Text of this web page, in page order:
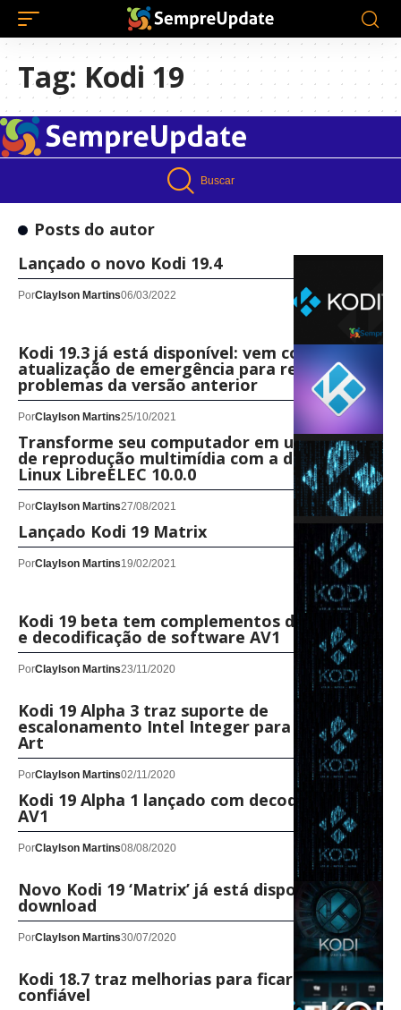
Tag: Kodi 19
Buscar
Posts do autor
Lançado o novo Kodi 19.4
PorClaylson Martins06/03/2022
Kodi 19.3 já está disponível: vem como uma
atualização de emergência para resolver
problemas da versão anterior
PorClaylson Martins25/10/2021
Transforme seu computador em um centro
de reprodução multimídia com a distribuição
Linux LibreELEC 10.0.0
PorClaylson Martins27/08/2021
Lançado Kodi 19 Matrix
PorClaylson Martins19/02/2021
Kodi 19 beta tem complementos do Python 3
e decodificação de software AV1
PorClaylson Martins23/11/2020
Kodi 19 Alpha 3 traz suporte de
escalonamento Intel Integer para jogos Pixel
Art
PorClaylson Martins02/11/2020
Kodi 19 Alpha 1 lançado com decodificação
AV1
PorClaylson Martins08/08/2020
Novo Kodi 19 ‘Matrix’ já está disponível para
download
PorClaylson Martins30/07/2020
Kodi 18.7 traz melhorias para ficar mais
confiável